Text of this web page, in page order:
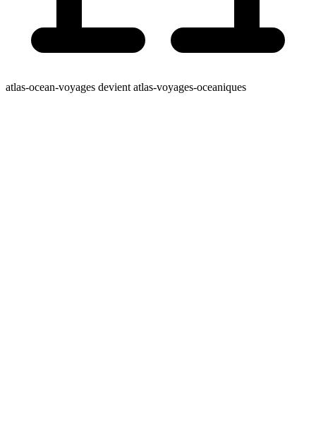
atlas-ocean-voyages devient atlas-voyages-oceaniques